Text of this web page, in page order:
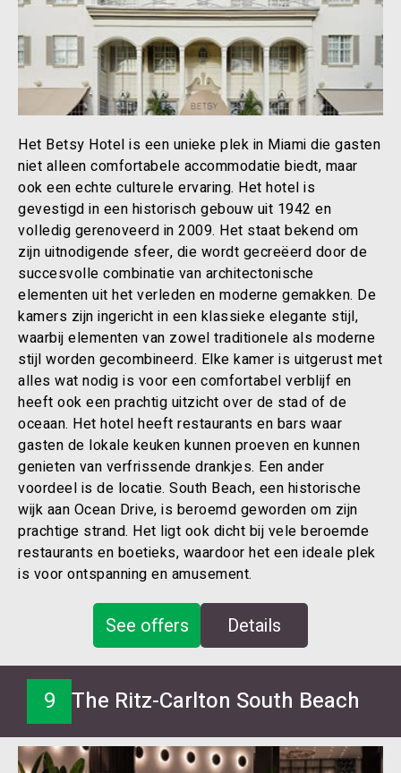
Het Betsy Hotel is een unieke plek in Miami die gasten
niet alleen comfortabele accommodatie biedt, maar
ook een echte culturele ervaring. Het hotel is
gevestigd in een historisch gebouw uit 1942 en
volledig gerenoveerd in 2009. Het staat bekend om
zijn uitnodigende sfeer, die wordt gecreëerd door de
succesvolle combinatie van architectonische
elementen uit het verleden en moderne gemakken. De
kamers zijn ingericht in een klassieke elegante stijl,
waarbij elementen van zowel traditionele als moderne
stijl worden gecombineerd. Elke kamer is uitgerust met
alles wat nodig is voor een comfortabel verblijf en
heeft ook een prachtig uitzicht over de stad of de
oceaan. Het hotel heeft restaurants en bars waar
gasten de lokale keuken kunnen proeven en kunnen
genieten van verfrissende drankjes. Een ander
voordeel is de locatie. South Beach, een historische
wijk aan Ocean Drive, is beroemd geworden om zijn
prachtige strand. Het ligt ook dicht bij vele beroemde
restaurants en boetieks, waardoor het een ideale plek
is voor ontspanning en amusement.
See offers Details
9 The Ritz-Carlton South Beach